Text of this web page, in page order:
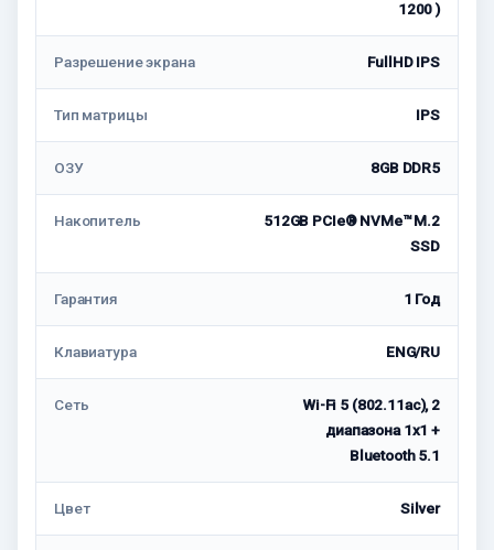
1200 )
Разрешение экрана FullHD IPS
Тип матрицы IPS
ОЗУ 8GB DDR5
Накопитель
512GB PCIe® NVMe™ M.2
SSD
Гарантия 1 Год
Клавиатура ENG/RU
Сеть
Wi-Fi 5 (802.11ac), 2
диапазона 1х1 +
Bluetooth 5.1
Цвет Silver